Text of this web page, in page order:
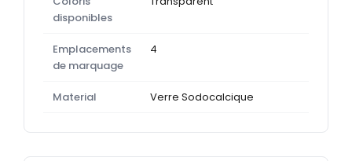
disponibles
Emplacements
de marquage
4
Material Verre Sodocalcique